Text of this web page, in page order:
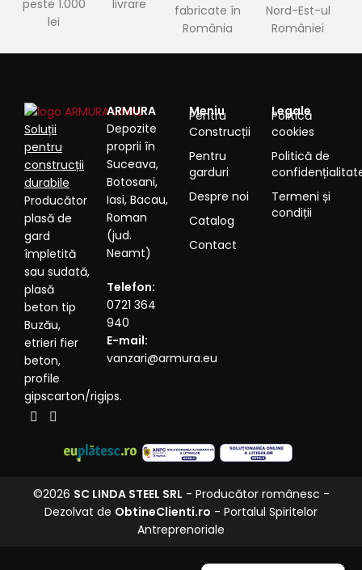
peste 1.000
lei
livrare
fabricate în
România
Nord-Est-ul
României
Soluții
pentru
construcții
durabile
Producător
plasă de
gard
împletită
sau sudată,
plasă
beton tip
Buzău,
etrieri fier
beton,
profile
gipscarton/rigips.
ARMURA
Depozite
proprii în
Suceava,
Botosani,
Iasi, Bacau,
Roman
(jud.
Neamt)
Telefon:
0721 364
940
E-mail:
vanzari@armura.eu
Meniu
Pentru
Construcții
Pentru
garduri
Despre noi
Catalog
Contact
Legale
Politică
cookies
Politică de
Termeni și
condiții
©2026 SC LINDA STEEL SRL - Producător românesc -
Dezolvat de ObtineClienti.ro - Portalul Spiritelor
Antreprenoriale